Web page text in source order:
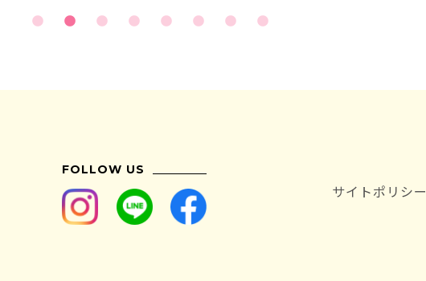
FOLLOW US
サイトポリシー